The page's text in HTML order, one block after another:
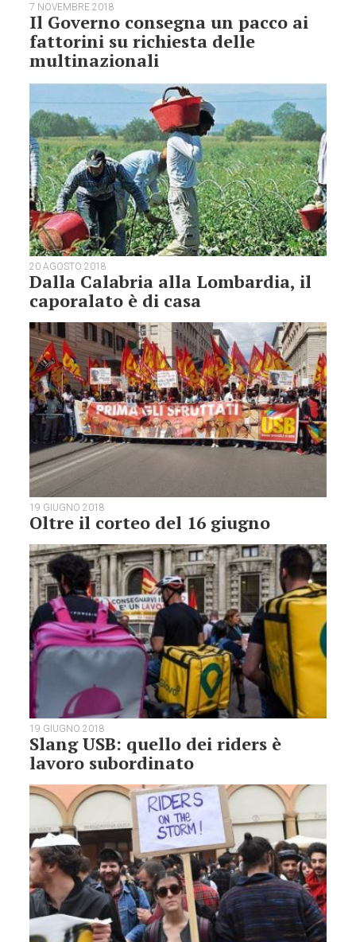
7 NOVEMBRE 2018
Il Governo consegna un pacco ai
fattorini su richiesta delle
multinazionali
20 AGOSTO 2018
Dalla Calabria alla Lombardia, il
caporalato è di casa
19 GIUGNO 2018
Oltre il corteo del 16 giugno
19 GIUGNO 2018
Slang USB: quello dei riders è
lavoro subordinato